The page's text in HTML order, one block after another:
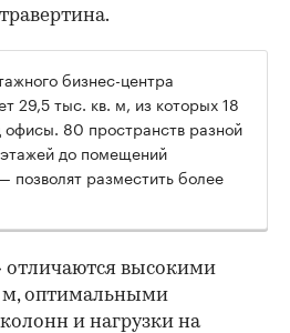
бизнес-центра
29,5 тыс. кв. м, из которых 18
80 пространств разной
до помещений
позволят разместить более
высокими
оптимальными
и нагрузки на